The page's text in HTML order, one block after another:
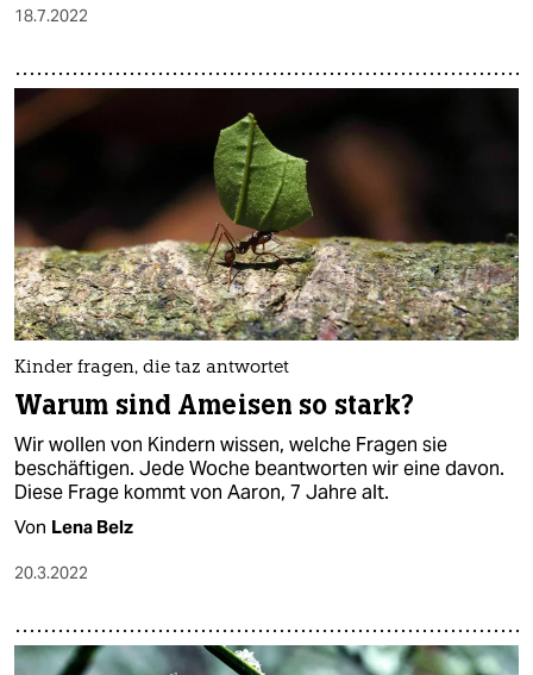
18.7.2022
Kinder fragen, die taz antwortet
Warum sind Ameisen so stark?
Wir wollen von Kindern wissen, welche Fragen sie
beschäftigen. Jede Woche beantworten wir eine davon.
Diese Frage kommt von Aaron, 7 Jahre alt.
Von Lena Belz
20.3.2022